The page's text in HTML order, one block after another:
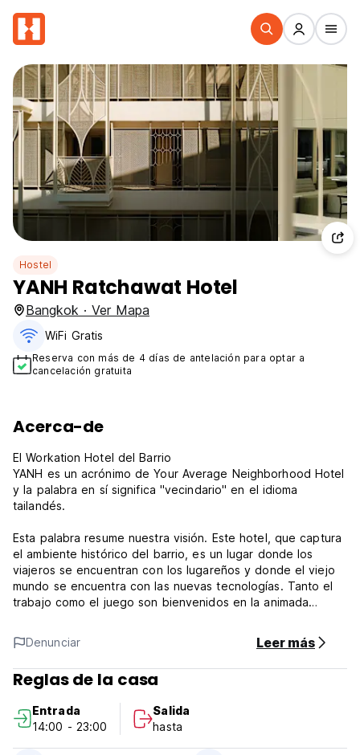
Hostel
YANH Ratchawat Hotel
Bangkok · Ver Mapa
WiFi Gratis
Reserva con más de 4 días de antelación para optar a
cancelación gratuita
Acerca-de
El Workation Hotel del Barrio
YANH es un acrónimo de Your Average Neighborhood Hotel
y la palabra en sí significa "vecindario" en el idioma
tailandés.
Esta palabra resume nuestra visión. Este hotel, que captura
el ambiente histórico del barrio, es un lugar donde los
viajeros se encuentran con los lugareños y donde el viejo
mundo se encuentra con las nuevas tecnologías. Tanto el
trabajo como el juego son bienvenidos en la animada
equilibrio entre el trabajo y la vida personal donde los
huéspedes pueden concentrarse en sus proyectos y al
mismo tiempo pueden salir instantáneamente a explorar la
cultura local.
Términos y condiciones de la propiedad:
1) Entrada a partir de las 14:00
Denunciar Leer más
Reglas de la casa
Entrada
14:00 - 23:00
Salida
hasta